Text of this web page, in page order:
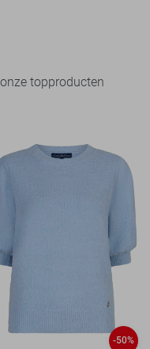
topproducten
-50%